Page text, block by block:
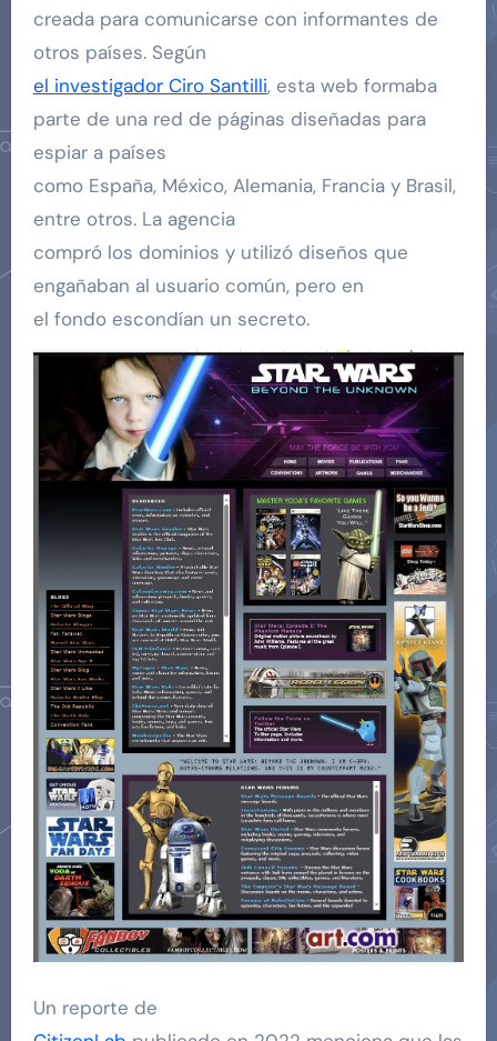
creada para comunicarse con informantes de
otros países. Según
el investigador Ciro Santilli, esta web formaba
parte de una red de páginas diseñadas para
espiar a países
como España, México, Alemania, Francia y Brasil,
entre otros. La agencia
compró los dominios y utilizó diseños que
engañaban al usuario común, pero en
el fondo escondían un secreto.
Un reporte de